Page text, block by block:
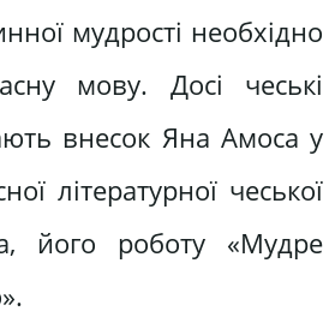
мудрості необхідно
мову. Досі чеські
внесок Яна Амоса у
літературної чеської
його роботу «Мудре